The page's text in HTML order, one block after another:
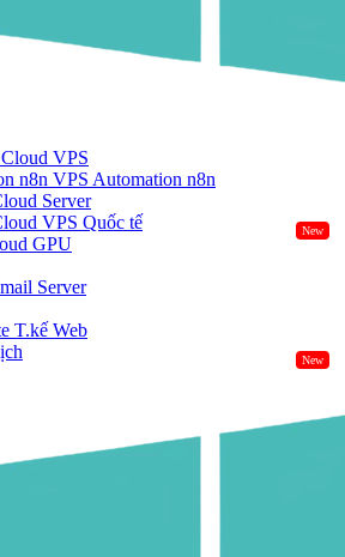
VPS
VPS Automation n8n
Server
VPS Quốc tế
New
GPU
Server
T.kế Web
New